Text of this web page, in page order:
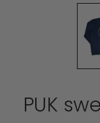
PUK